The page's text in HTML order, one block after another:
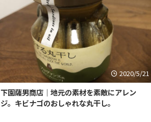
2020/5/21
下園薩男商店｜地元の素材を素敵にアレン
ジ。キビナゴのおしゃれな丸干し。